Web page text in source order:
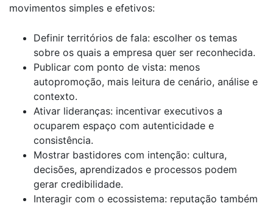
movimentos simples e efetivos:
Definir territórios de fala: escolher os temas
sobre os quais a empresa quer ser reconhecida.
Publicar com ponto de vista: menos
autopromoção, mais leitura de cenário, análise e
contexto.
Ativar lideranças: incentivar executivos a
ocuparem espaço com autenticidade e
consistência.
Mostrar bastidores com intenção: cultura,
decisões, aprendizados e processos podem
gerar credibilidade.
Interagir com o ecossistema: reputação também